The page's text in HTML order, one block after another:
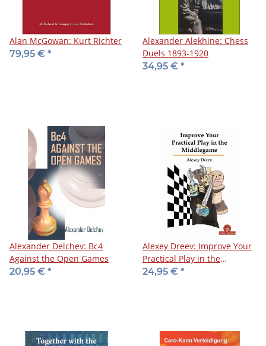
Alan McGowan: Kurt Richter
79,95 € *
Alexander Alekhine: Chess
Duels 1893-1920
34,95 € *
Alexander Delchev: Bc4
Against the Open Games
20,95 € *
Alexey Dreev: Improve Your
Practical Play in the
Middlegame
24,95 € *